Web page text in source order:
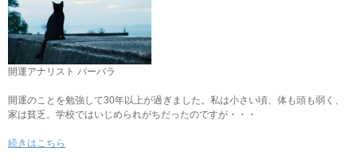
開運アナリスト バーバラ
開運のことを勉強して30年以上が過ぎました。私は小さい頃、体も頭も弱く、
家は貧乏。学校ではいじめられがちだったのですが・・・
続きはこちら